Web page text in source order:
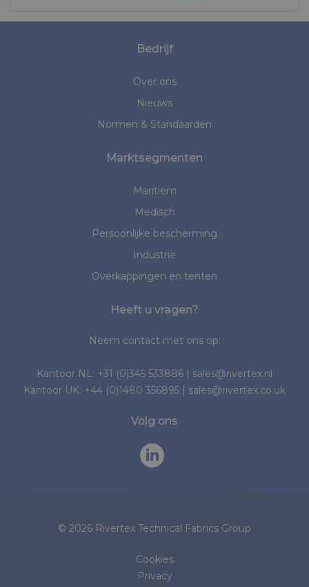
Bedrijf
Over ons
Nieuws
Normen & Standaarden
Marktsegmenten
Maritiem
Medisch
Persoonlijke bescherming
Industrie
Overkappingen en tenten
Heeft u vragen?
Neem contact met ons op:
Kantoor NL: +31 (0)345 533886 | sales@rivertex.nl
Kantoor UK: +44 (0)1480 356895 | sales@rivertex.co.uk
Volg ons
© 2026 Rivertex Technical Fabrics Group
Cookies
Privacy